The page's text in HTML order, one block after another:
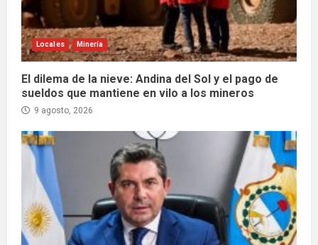
Locales Minería
El dilema de la nieve: Andina del Sol y el pago de
sueldos que mantiene en vilo a los mineros
9 agosto, 2026